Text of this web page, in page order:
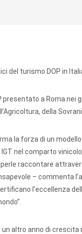
del turismo DOP in
presentato a Roma nei
della
la forza di un
IGT nel comparto
raccontare
– commenta
l’eccellenza
altro anno di